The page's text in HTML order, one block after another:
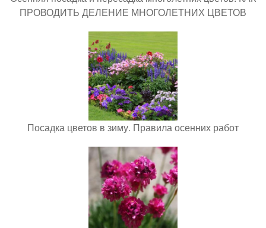
ПРОВОДИТЬ ДЕЛЕНИЕ МНОГОЛЕТНИХ ЦВЕТОВ
Посадка цветов в зиму. Правила осенних работ